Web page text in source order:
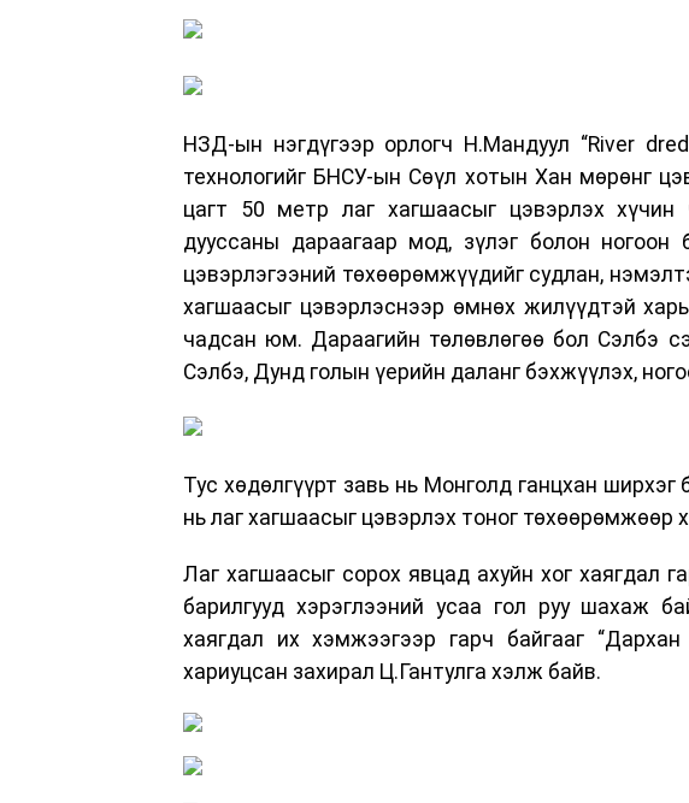
НЗД-ын нэгдүгээр орлогч Н.Мандуул “River
технологийг БНСУ-ын Сөүл хотын Хан мөрөнг
цагт 50 метр лаг хагшаасыг цэвэрлэх
дууссаны дараагаар мод, зүлэг болон
цэвэрлэгээний төхөөрөмжүүдийг судлан,
хагшаасыг цэвэрлэснээр өмнөх жилүүдтэй
чадсан юм. Дараагийн төлөвлөгөө бол Сэлбэ
Сэлбэ, Дунд голын үерийн даланг бэхжүүлэх,
Тус хөдөлгүүрт завь нь Монголд ганцхан
нь лаг хагшаасыг цэвэрлэх тоног
Лаг хагшаасыг сорох явцад ахуйн хог хаягдал
барилгууд хэрэглээний усаа гол руу шахаж
хаягдал их хэмжээгээр гарч байгааг
хариуцсан захирал Ц.Гантулга хэлж байв.